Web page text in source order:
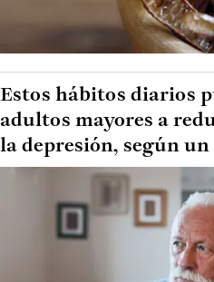
Estos hábitos diarios
adultos mayores a
la depresión, según